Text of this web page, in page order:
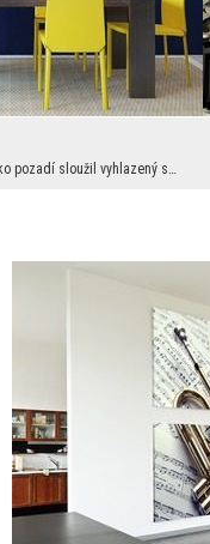
Čtvrtky citronu, kterému jako pozadí sloužil vyhlazený shot. Chybí už jen sůl rozsypaná kolem a m...